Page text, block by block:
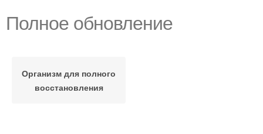
Полное обновление
Организм для полного
восстановления